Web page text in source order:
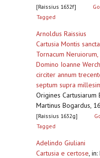
[Raissius 1632f]
Tagged
Arnoldus Raissius
Cartusia Montis
Tornacum
Domino Ioanne
circiter annum
septum supra
Origines Cartusiarum
Martinus Bogardus,
[Raissius 1632g]
Tagged
Adelindo Giuliani
Cartusia e certose,